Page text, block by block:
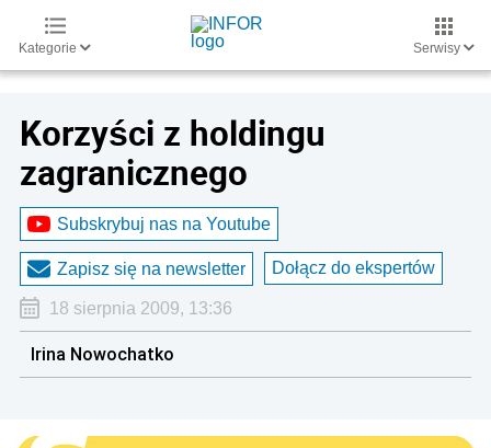
Kategorie Serwisy
Korzyści z holdingu
zagranicznego
Subskrybuj nas na Youtube
Zapisz się na newsletter Dołącz do ekspertów
18 sierpnia 2009, 13:36
Irina Nowochatko